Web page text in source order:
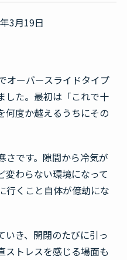
問合せ
3月19日
オーバースライドタイプ
した。最初は「これで十
何度か越えるうちにその
さです。隙間から冷気が
変わらない環境になって
行くこと自体が億劫にな
いき、開閉のたびに引っ
ストレスを感じる場面も